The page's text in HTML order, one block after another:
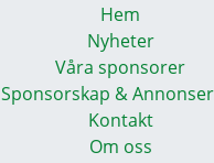
Hem
Nyheter
Våra sponsorer
Sponsorskap &
Kontakt
Om oss